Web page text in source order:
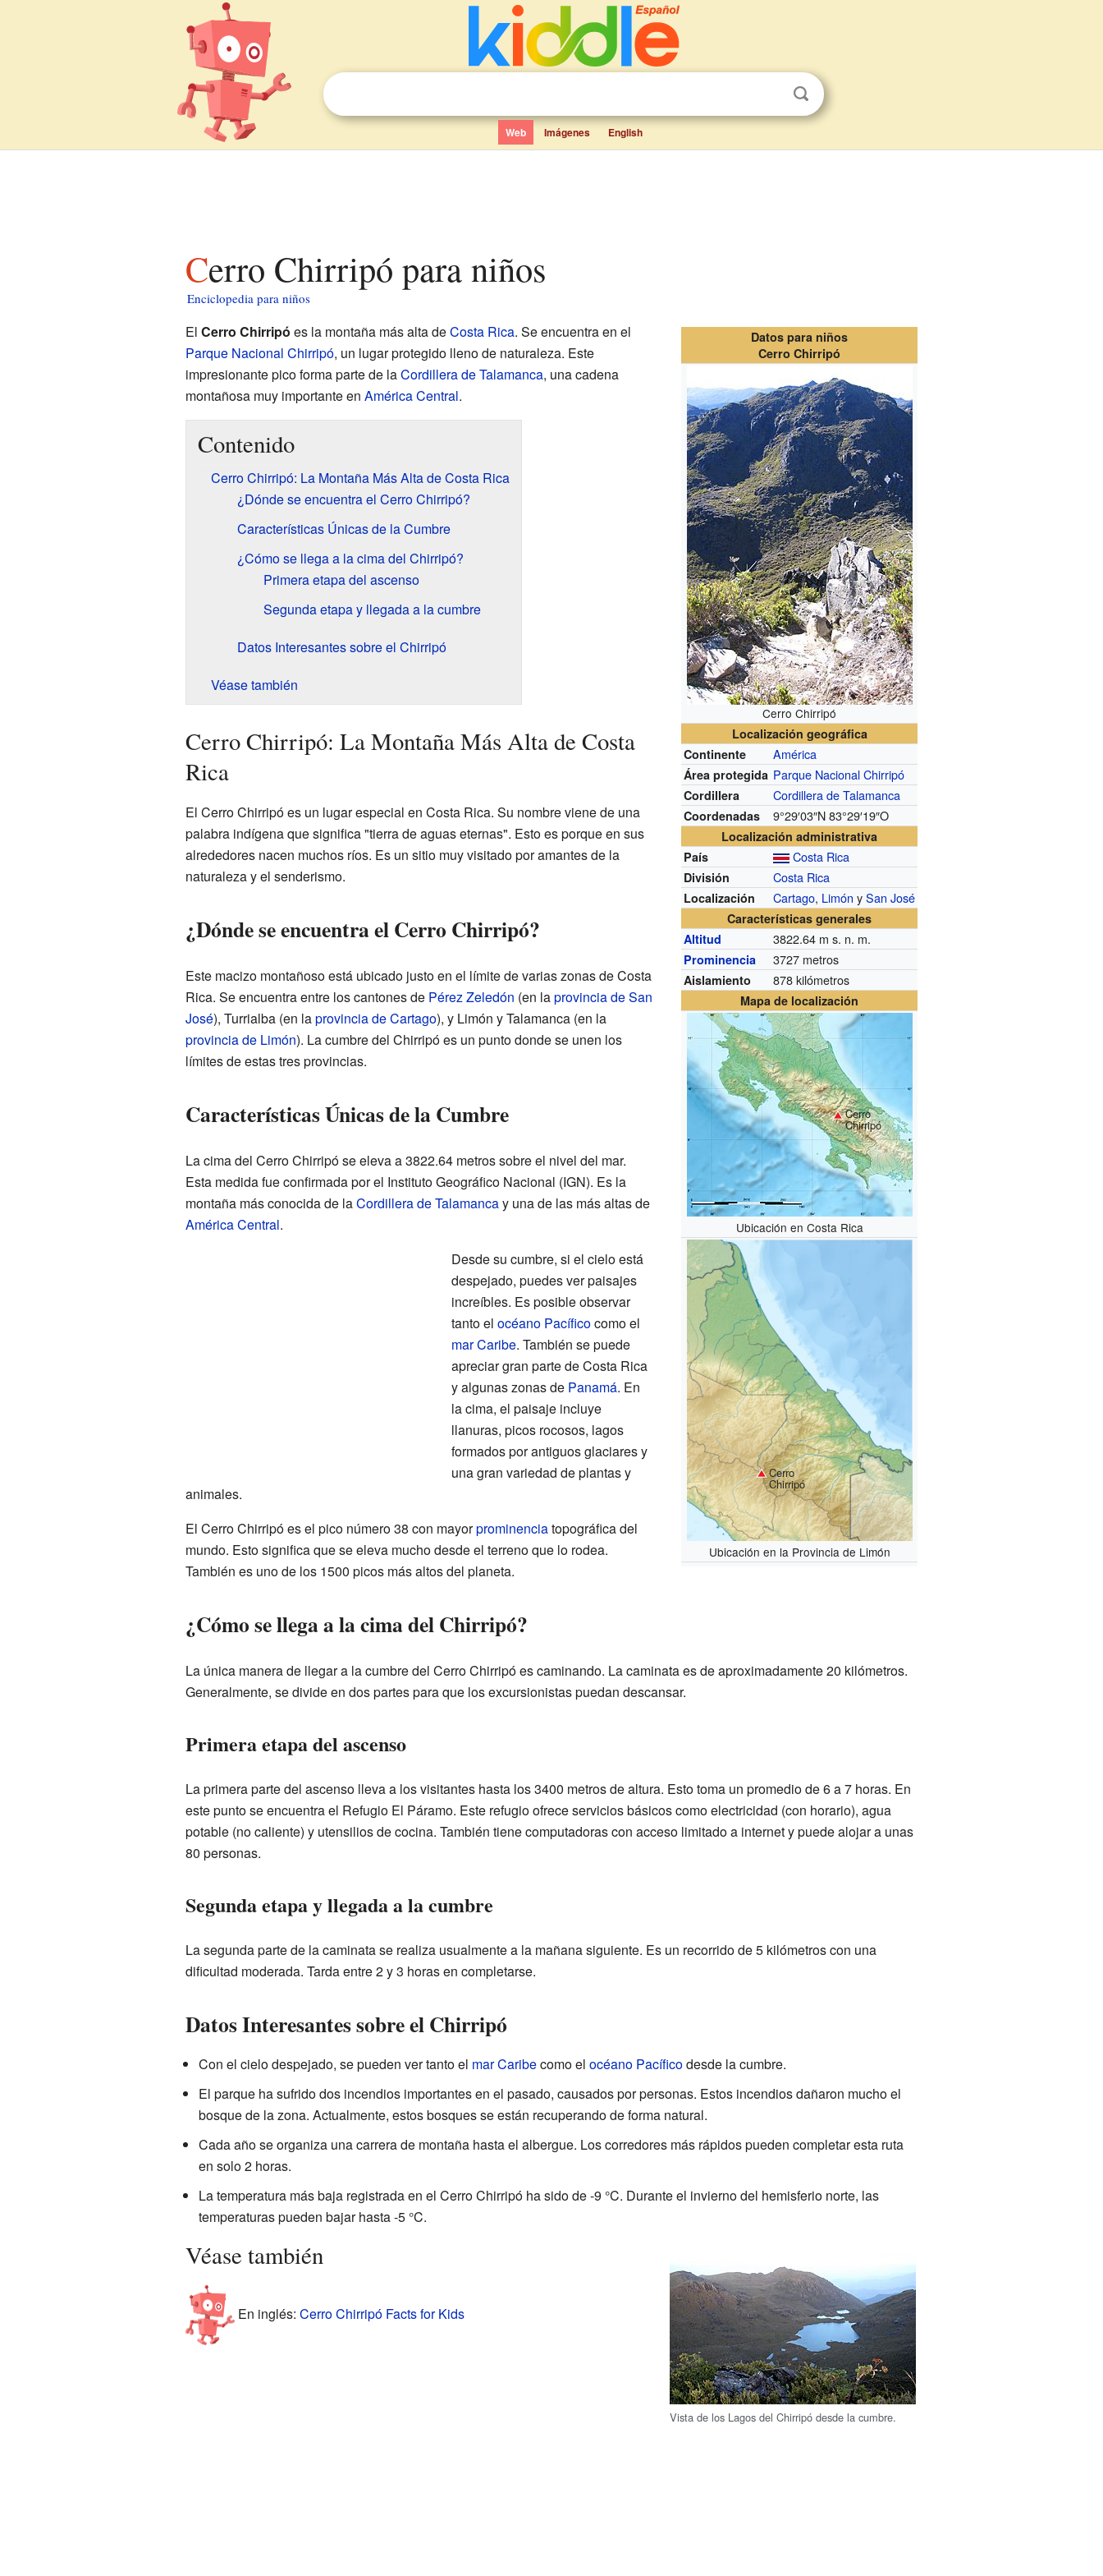
Web Imágenes English
Cerro Chirripó para niños
Enciclopedia para niños
Datos para niños
Cerro Chirripó
Cerro Chirripó
Localización geográfica
Continente
América
Área protegida Parque Nacional Chirripó
Cordillera Cordillera de Talamanca
Coordenadas 9°29′03″N 83°29′19″O
Localización administrativa
País
Costa Rica
División Costa Rica
Localización Cartago, Limón ySan José
Características generales
Altitud
3822.64 m s. n. m.
Prominencia 3727 metros
Aislamiento 878 kilómetros
Mapa de localización
Cerro
Chirripó
Ubicación en Costa Rica
Cerro
Chirripó
Ubicación en la Provincia de Limón
El Cerro Chirripó es la montaña más alta deCosta Rica. Se encuentra en el
Parque Nacional Chirripó, un lugar protegido lleno de naturaleza. Este
impresionante pico forma parte de laCordillera de Talamanca, una cadena
montañosa muy importante en América Central.
Contenido
Cerro Chirripó: La Montaña Más Alta de Costa Rica
¿Dónde se encuentra el Cerro Chirripó?
Características Únicas de la Cumbre
¿Cómo se llega a la cima del Chirripó?
Primera etapa del ascenso
Segunda etapa y llegada a la cumbre
Datos Interesantes sobre el Chirripó
Véase también
Cerro Chirripó: La Montaña Más Alta de Costa
Rica
El Cerro Chirripó es un lugar especial en Costa Rica. Su nombre viene de una
palabra indígena que significa "tierra de aguas eternas". Esto es porque en sus
alrededores nacen muchos ríos. Es un sitio muy visitado por amantes de la
naturaleza y el senderismo.
¿Dónde se encuentra el Cerro Chirripó?
Este macizo montañoso está ubicado justo en el límite de varias zonas de Costa
Rica. Se encuentra entre los cantones de Pérez Zeledón (en laprovincia de San
José), Turrialba (en laprovincia de Cartago), y Limón y Talamanca (en la
provincia de Limón). La cumbre del Chirripó es un punto donde se unen los
límites de estas tres provincias.
Características Únicas de la Cumbre
La cima del Cerro Chirripó se eleva a 3822.64 metros sobre el nivel del mar.
Esta medida fue confirmada por el Instituto Geográfico Nacional (IGN). Es la
montaña más conocida de laCordillera de Talamancay una de las más altas de
América Central.
Desde su cumbre, si el cielo está
despejado, puedes ver paisajes
increíbles. Es posible observar
tanto el océano Pacíficocomo el
mar Caribe. También se puede
apreciar gran parte de Costa Rica
y algunas zonas de Panamá. En
la cima, el paisaje incluye
llanuras, picos rocosos, lagos
formados por antiguos glaciares y
una gran variedad de plantas y
animales.
El Cerro Chirripó es el pico número 38 con mayorprominenciatopográfica del
mundo. Esto significa que se eleva mucho desde el terreno que lo rodea.
También es uno de los 1500 picos más altos del planeta.
¿Cómo se llega a la cima del Chirripó?
La única manera de llegar a la cumbre del Cerro Chirripó es caminando. La caminata es de aproximadamente 20 kilómetros.
Generalmente, se divide en dos partes para que los excursionistas puedan descansar.
Primera etapa del ascenso
La primera parte del ascenso lleva a los visitantes hasta los 3400 metros de altura. Esto toma un promedio de 6 a 7 horas. En
este punto se encuentra el Refugio El Páramo. Este refugio ofrece servicios básicos como electricidad (con horario), agua
potable (no caliente) y utensilios de cocina. También tiene computadoras con acceso limitado a internet y puede alojar a unas
80 personas.
Segunda etapa y llegada a la cumbre
La segunda parte de la caminata se realiza usualmente a la mañana siguiente. Es un recorrido de 5 kilómetros con una
dificultad moderada. Tarda entre 2 y 3 horas en completarse.
Datos Interesantes sobre el Chirripó
Con el cielo despejado, se pueden ver tanto el mar Caribecomo el océano Pacíficodesde la cumbre.
El parque ha sufrido dos incendios importantes en el pasado, causados por personas. Estos incendios dañaron mucho el
bosque de la zona. Actualmente, estos bosques se están recuperando de forma natural.
Cada año se organiza una carrera de montaña hasta el albergue. Los corredores más rápidos pueden completar esta ruta
en solo 2 horas.
La temperatura más baja registrada en el Cerro Chirripó ha sido de -9 °C. Durante el invierno del hemisferio norte, las
temperaturas pueden bajar hasta -5 °C.
Vista de los Lagos del Chirripó desde la cumbre.
Véase también
En inglés: Cerro Chirripó Facts for Kids